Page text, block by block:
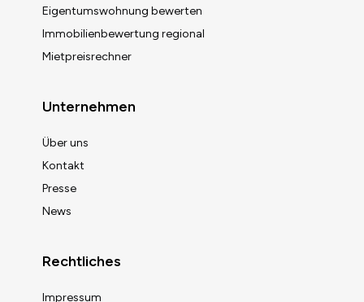
Eigentumswohnung bewerten
Immobilienbewertung regional
Mietpreisrechner
Unternehmen
Über uns
Kontakt
Presse
News
Rechtliches
Impressum